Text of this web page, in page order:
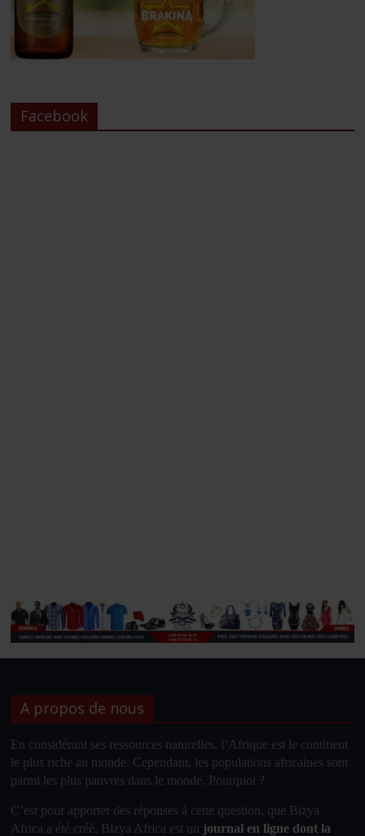
Facebook
A propos de nous
En considérant ses ressources naturelles, l’Afrique est le continent
le plus riche au monde. Cependant, les populations africaines sont
parmi les plus pauvres dans le monde. Pourquoi ?
C’est pour apporter des réponses à cette question, que Bizya
Africa a été créé. Bizya Africa est un journal en ligne dont la